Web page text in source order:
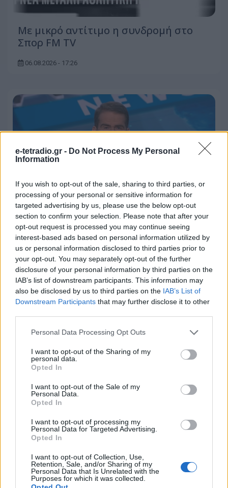
e-tetradio.gr - Do Not Process My Personal
Information
If you wish to opt-out of the sale, sharing to third parties, or
processing of your personal or sensitive information for
targeted advertising by us, please use the below opt-out
section to confirm your selection. Please note that after your
opt-out request is processed you may continue seeing
interest-based ads based on personal information utilized by
us or personal information disclosed to third parties prior to
your opt-out. You may separately opt-out of the further
disclosure of your personal information by third parties on the
IAB’s list of downstream participants. This information may
also be disclosed by us to third parties on the IAB’s List of
Downstream Participants that may further disclose it to other
Personal Data Processing Opt Outs
I want to opt-out of the Sharing of my
personal data.
Opted In
I want to opt-out of the Sale of my
Personal Data.
Opted In
I want to opt-out of processing my
Personal Data for Targeted Advertising.
Opted In
I want to opt-out of Collection, Use,
Retention, Sale, and/or Sharing of my
Personal Data that Is Unrelated with the
Purposes for which it was collected.
Με μικρό αντίτιμο η συνδρομή στο
Σπορ FM TV
06.08.2026 - 17:26
Χωρίς αλλαγές σε επίπεδο
παρουσιαστών συνεχίζουν τα δελτία
ειδήσεων του Action 24
03.08.2026 - 14:43
«Brand New Music»
25.07.2026 - 10:45